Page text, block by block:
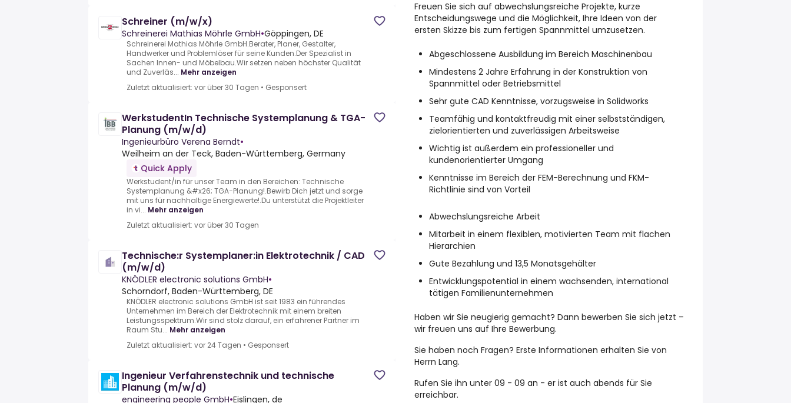
Schreiner (m/w/x)
Schreinerei Mathias Möhrle GmbH•Göppingen, DE
Schreinerei Mathias Möhrle GmbH.Berater, Planer, Gestalter,
Handwerker und Problemlöser für seine Kunden.Der Spezialist in
Sachen Innen- und Möbelbau.Wir setzen neben höchster Qualität
und Zuverläs... Mehr anzeigen
Zuletzt aktualisiert: vor über 30 Tagen • Gesponsert
WerkstudentIn Technische Systemplanung & TGA-
Planung (m/w/d)
Ingenieurbüro Verena Berndt•
Weilheim an der Teck, Baden-Württemberg, Germany
Quick Apply
Werkstudent/in für unser Team in den Bereichen: Technische
Systemplanung &#x26; TGA-Planung!.Bewirb Dich jetzt und sorge
mit uns für nachhaltige Energiewerte!.Du unterstützt die Projektleiter
in vi... Mehr anzeigen
Zuletzt aktualisiert: vor über 30 Tagen
Technische:r Systemplaner:in Elektrotechnik / CAD
(m/w/d)
KNÖDLER electronic solutions GmbH•
Schorndorf, Baden-Württemberg, DE
KNÖDLER electronic solutions GmbH ist seit 1983 ein führendes
Unternehmen im Bereich der Elektrotechnik mit einem breiten
Leistungsspektrum.Wir sind stolz darauf, ein erfahrener Partner im
Raum Stu... Mehr anzeigen
Zuletzt aktualisiert: vor 24 Tagen • Gesponsert
Ingenieur Verfahrenstechnik und technische
Planung (m/w/d)
engineering people GmbH•Eislingen, de
Freuen Sie sich auf abwechslungsreiche Projekte, kurze
Entscheidungswege und die Möglichkeit, Ihre Ideen von der
ersten Skizze bis zum fertigen Spannmittel umzusetzen.
Abgeschlossene Ausbildung im Bereich Maschinenbau
Mindestens 2 Jahre Erfahrung in der Konstruktion von
Spannmittel oder Betriebsmittel
Sehr gute CAD Kenntnisse, vorzugsweise in Solidworks
Teamfähig und kontaktfreudig mit einer selbstständigen,
zielorientierten und zuverlässigen Arbeitsweise
Wichtig ist außerdem ein professioneller und
kundenorientierter Umgang
Kenntnisse im Bereich der FEM-Berechnung und FKM-
Richtlinie sind von Vorteil
Abwechslungsreiche Arbeit
Mitarbeit in einem flexiblen, motivierten Team mit flachen
Hierarchien
Gute Bezahlung und 13,5 Monatsgehälter
Entwicklungspotential in einem wachsenden, international
tätigen Familienunternehmen
Haben wir Sie neugierig gemacht? Dann bewerben Sie sich jetzt –
wir freuen uns auf Ihre Bewerbung.
Sie haben noch Fragen? Erste Informationen erhalten Sie von
Herrn Lang.
Rufen Sie ihn unter 09 - 09 an - er ist auch abends für Sie
erreichbar.